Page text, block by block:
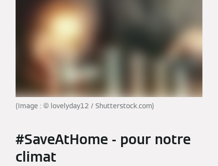
(Image : © lovelyday12 / Shutterstock.com)
#SaveAtHome - pour notre
climat